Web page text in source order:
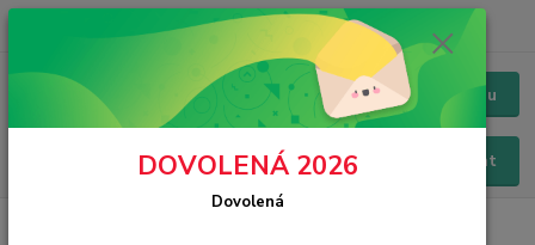
Menu
Hledat
Chat / Online podpora - 24/7
DOVOLENÁ 2026
Dovolená